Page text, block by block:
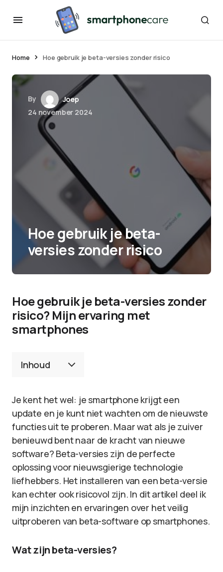
Home Hoe gebruik je beta-versies zonder risico
By
Joep
24 november 2024
Hoe gebruik je beta-
versies zonder risico
Hoe gebruik je beta-versies zonder
risico? Mijn ervaring met
smartphones
Inhoud
Je kent het wel: je smartphone krijgt een
update en je kunt niet wachten om de nieuwste
functies uit te proberen. Maar wat als je zuiver
benieuwd bent naar de kracht van nieuwe
software? Beta-versies zijn de perfecte
oplossing voor nieuwsgierige technologie
liefhebbers. Het installeren van een beta-versie
kan echter ook risicovol zijn. In dit artikel deel ik
mijn inzichten en ervaringen over het veilig
uitproberen van beta-software op smartphones.
Wat zijn beta-versies?